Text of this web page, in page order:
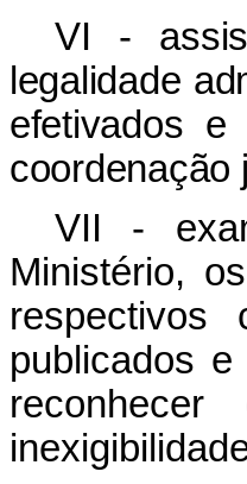
VI -
legalidade
efetivados
coordenação
VII -
Ministério,
respectivos
publicados